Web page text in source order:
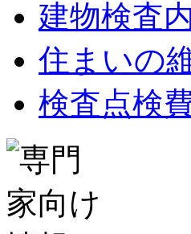
建物検査
住まいの
検査点検